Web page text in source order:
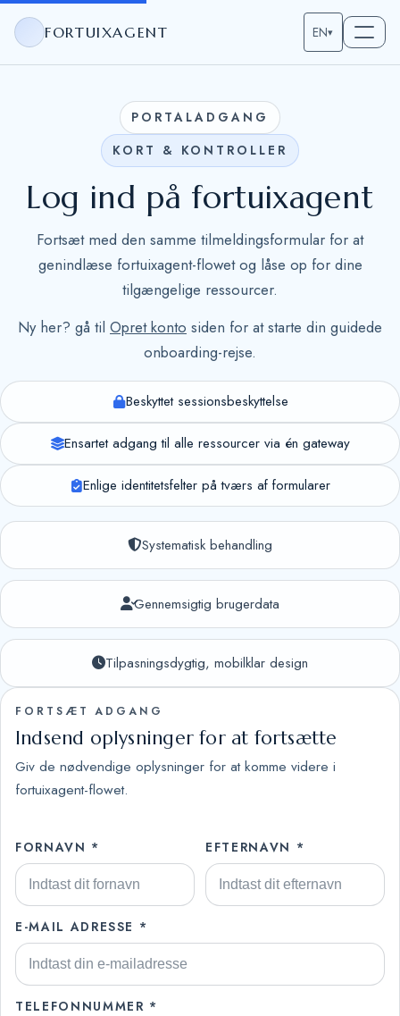
FORTUIXAGENT EN▾
PORTALADGANG
KORT & KONTROLLER
Log ind på fortuixagent
Fortsæt med den samme tilmeldingsformular for at
genindlæse fortuixagent-flowet og låse op for dine
tilgængelige ressourcer.
Ny her? gå til Opret konto siden for at starte din guidede
onboarding-rejse.
Beskyttet sessionsbeskyttelse
Ensartet adgang til alle ressourcer via én gateway
Enlige identitetsfelter på tværs af formularer
Systematisk behandling
Gennemsigtig brugerdata
Tilpasningsdygtig, mobilklar design
FORTSÆT ADGANG
Indsend oplysninger for at fortsætte
Giv de nødvendige oplysninger for at komme videre i
fortuixagent-flowet.
FORNAVN * EFTERNAVN *
E-MAIL ADRESSE *
TELEFONNUMMER *